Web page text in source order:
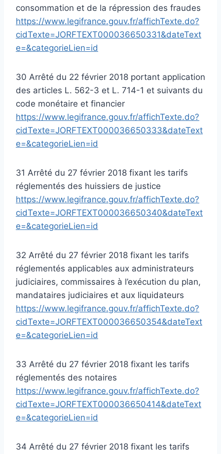
consommation et de la répression des fraudes
https://www.legifrance.gouv.fr/affichTexte.do?
cidTexte=JORFTEXT000036650331&dateText
e=&categorieLien=id
30 Arrêté du 22 février 2018 portant application
des articles L. 562-3 et L. 714-1 et suivants du
code monétaire et financier
https://www.legifrance.gouv.fr/affichTexte.do?
cidTexte=JORFTEXT000036650333&dateText
e=&categorieLien=id
31 Arrêté du 27 février 2018 fixant les tarifs
réglementés des huissiers de justice
https://www.legifrance.gouv.fr/affichTexte.do?
cidTexte=JORFTEXT000036650340&dateText
e=&categorieLien=id
32 Arrêté du 27 février 2018 fixant les tarifs
réglementés applicables aux administrateurs
judiciaires, commissaires à l’exécution du plan,
mandataires judiciaires et aux liquidateurs
https://www.legifrance.gouv.fr/affichTexte.do?
cidTexte=JORFTEXT000036650354&dateText
e=&categorieLien=id
33 Arrêté du 27 février 2018 fixant les tarifs
réglementés des notaires
https://www.legifrance.gouv.fr/affichTexte.do?
cidTexte=JORFTEXT000036650414&dateText
e=&categorieLien=id
34 Arrêté du 27 février 2018 fixant les tarifs